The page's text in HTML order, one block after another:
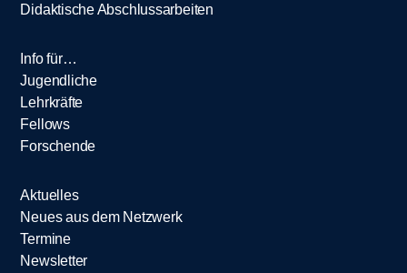
Didaktische Abschlussarbeiten
Info für…
Jugendliche
Lehrkräfte
Fellows
Forschende
Aktuelles
Neues aus dem Netzwerk
Termine
Newsletter